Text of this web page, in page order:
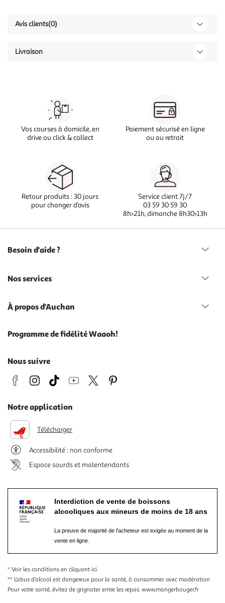
Avis clients(0)
Livraison
Vos courses à domicile, en
drive ou click & collect
Paiement sécurisé en ligne
ou au retrait
Retour produits : 30 jours
pour changer d’avis
Service client 7j/7
03 59 30 59 30
8h>21h, dimanche 8h30>13h
Besoin d'aide ?
Nos services
À propos d'Auchan
Programme de fidélité Waaoh!
Nous suivre
Notre application
Télécharger
Accessibilité : non conforme
Espace sourds et malentendants
Interdiction de vente de boissons
alcooliques aux mineurs de moins de 18 ans
La preuve de majorité de l'acheteur est exigée au moment de la
vente en ligne.
* Voir les conditions en cliquant ici
** L’abus d’alcool est dangereux pour la santé, à consommer avec modération
Pour votre santé, évitez de grignoter entre les repas. www.mangerbouger.fr